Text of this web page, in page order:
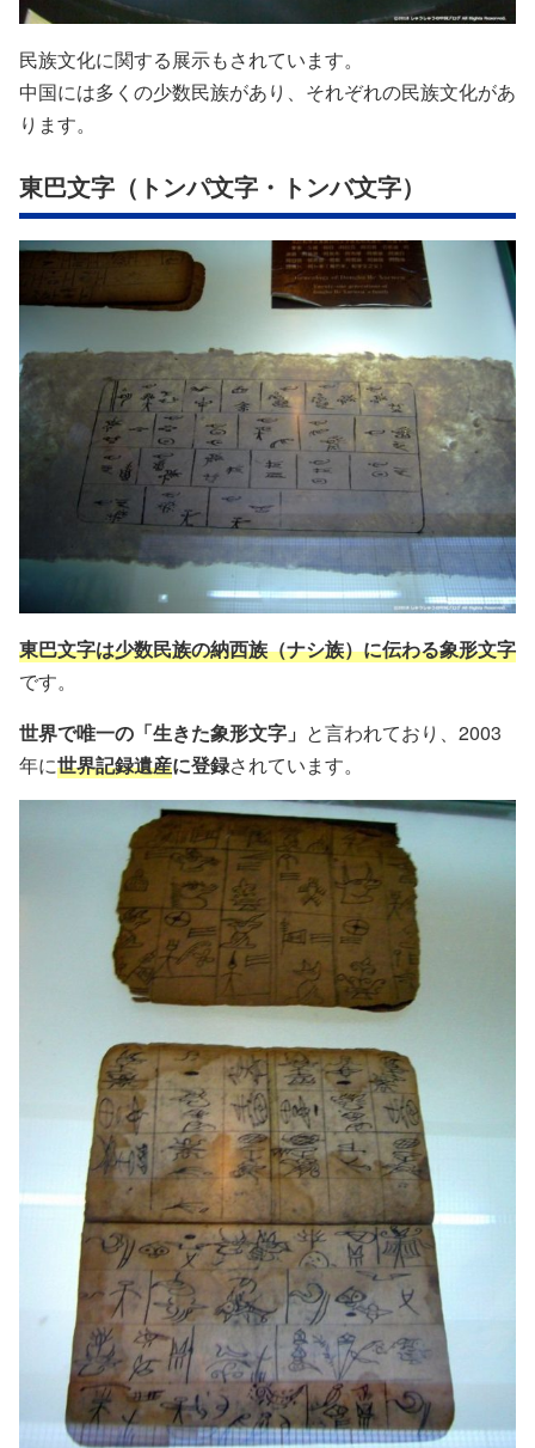
民族文化に関する展示もされています。
中国には多くの少数民族があり、それぞれの民族文化があ
ります。
東巴文字（トンパ文字・トンバ文字）
東巴文字は少数民族の納西族（ナシ族）に伝わる象形文字
です。
世界で唯一の「生きた象形文字」 と言われており、2003
年に世界記録遺産に登録されています。